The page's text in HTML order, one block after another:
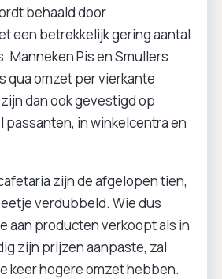
behaald door
een betrekkelijk gering aantal
Manneken Pis en Smullers
qua omzet per vierkante
dan ook gevestigd op
passanten, in winkelcentra en
zijn de afgelopen tien,
verdubbeld. Wie dus
aan producten verkoopt als in
zijn prijzen aanpaste, zal
keer hogere omzet hebben.